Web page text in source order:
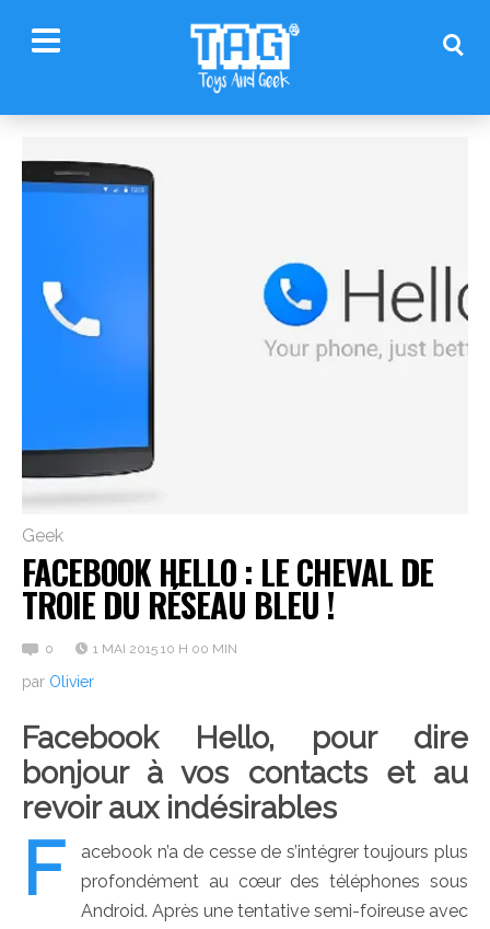
Geek
FACEBOOK HELLO : LE CHEVAL DE
TROIE DU RÉSEAU BLEU !
0 1 MAI 2015 10 H 00 MIN
par Olivier
Facebook Hello, pour dire
bonjour à vos contacts et au
revoir aux indésirables
F
acebook n’a de cesse de s’intégrer toujours plus
profondément au cœur des téléphones sous
Android. Après une tentative semi-foireuse avec